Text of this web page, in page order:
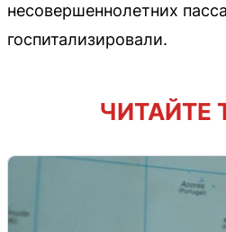
несовершеннолетних
госпитализировали.
ЧИТАЙТЕ